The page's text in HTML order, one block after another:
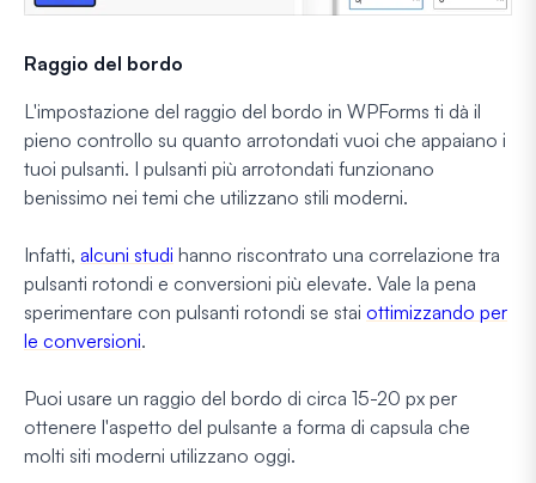
Raggio del bordo
L'impostazione del raggio del bordo in WPForms ti dà il
pieno controllo su quanto arrotondati vuoi che appaiano i
tuoi pulsanti. I pulsanti più arrotondati funzionano
benissimo nei temi che utilizzano stili moderni.
Infatti, alcuni studi hanno riscontrato una correlazione tra
pulsanti rotondi e conversioni più elevate. Vale la pena
sperimentare con pulsanti rotondi se stai ottimizzando per
le conversioni.
Puoi usare un raggio del bordo di circa 15-20 px per
ottenere l'aspetto del pulsante a forma di capsula che
molti siti moderni utilizzano oggi.